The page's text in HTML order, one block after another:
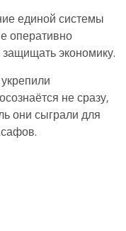
единой системы
оперативно
экономику.
не сразу,
они сыграли для